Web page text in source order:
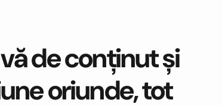
de conținut și
oriunde, tot